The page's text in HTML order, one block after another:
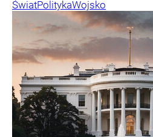
ŚwiatPolitykaWojsko